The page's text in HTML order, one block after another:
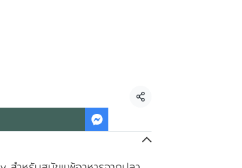
แชร์